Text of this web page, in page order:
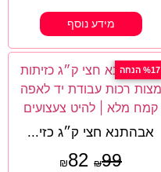
מידע נוסף
%17 הנחה
אבהתנא חצי ק״ג כזי...
₪99
₪82